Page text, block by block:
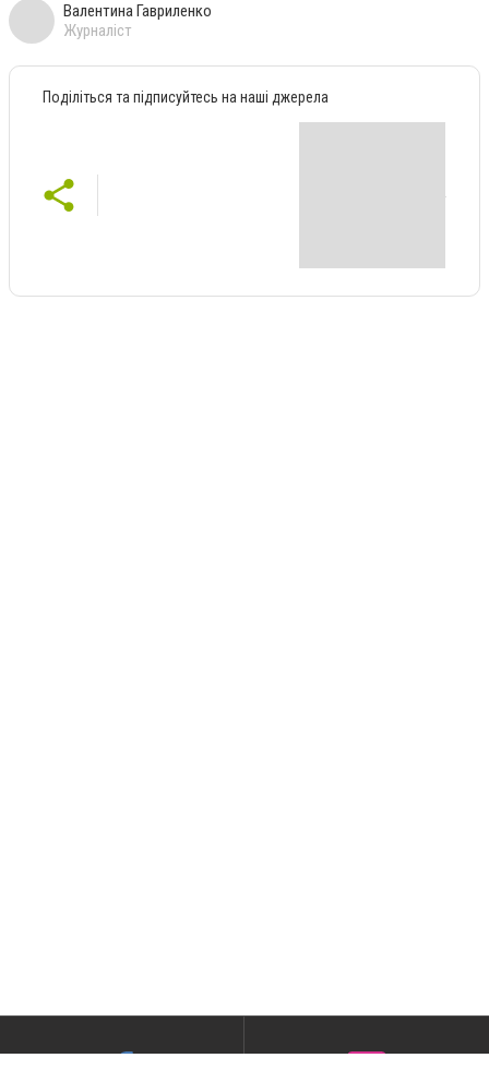
Валентина Гавриленко
Журналіст
Поділіться та підписуйтесь на наші джерела